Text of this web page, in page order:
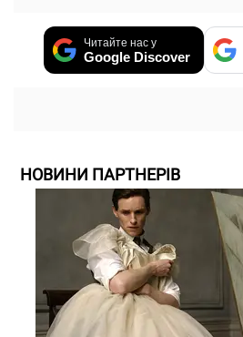
Читайте нас у
Google Discover
НОВИНИ ПАРТНЕРІВ